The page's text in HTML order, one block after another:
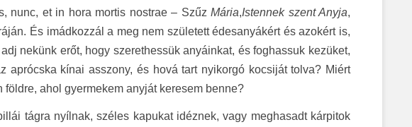
nunc, et in hora mortis nostrae – Szűz Mária,Istennek szent Anyja,
És imádkozzál a meg nem született édesanyákért és azokért is,
nekünk erőt, hogy szerethessük anyáinkat, és foghassuk kezüket,
kínai asszony, és hová tart nyikorgó kocsiját tolva? Miért
ahol gyermekem anyját keresem benne?
tágra nyílnak, széles kapukat idéznek, vagy meghasadt kárpitok